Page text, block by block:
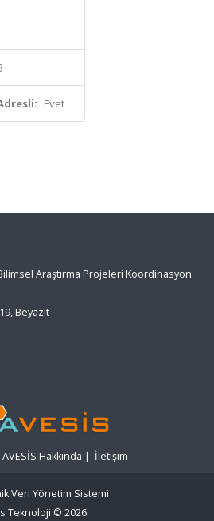
Evet
Araştırma Projeleri Koordinasyon
Beyazıt
AVESİS Hakkında | İletişim
Veri Yönetim Sistemi
Teknoloji © 2026